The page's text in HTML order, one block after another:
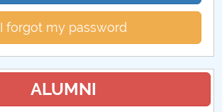
I forgot my password
ALUMNI